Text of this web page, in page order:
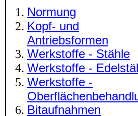
Normung
Kopf- und
Antriebsformen
Werkstoffe - Stähle
Werkstoffe -
Werkstoffe -
Bitaufnahmen